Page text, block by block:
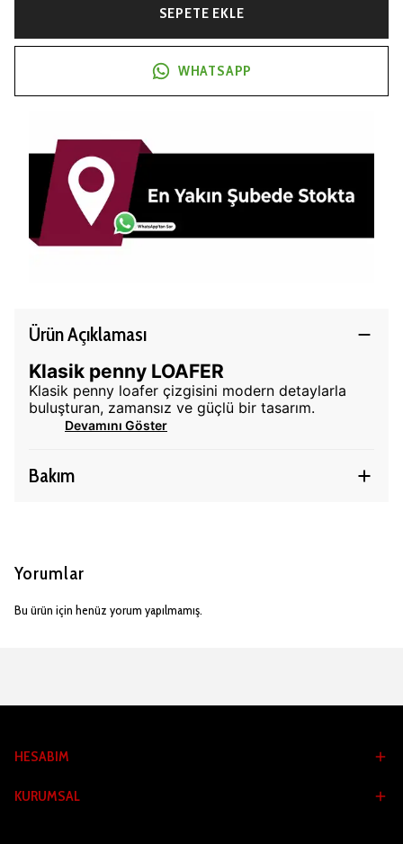
SEPETE EKLE
WHATSAPP
Ürün Açıklaması
Klasik penny LOAFER
Klasik penny loafer çizgisini modern detaylarla
buluşturan, zamansız ve güçlü bir tasarım.
Devamını Göster
Bakım
Yorumlar
Bu ürün için henüz yorum yapılmamış.
HESABIM
KURUMSAL